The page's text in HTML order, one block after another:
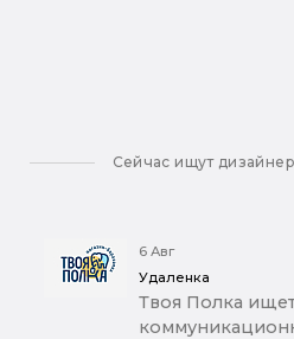
Сейчас ищут
6 Авг
Удаленка
Твоя Полка